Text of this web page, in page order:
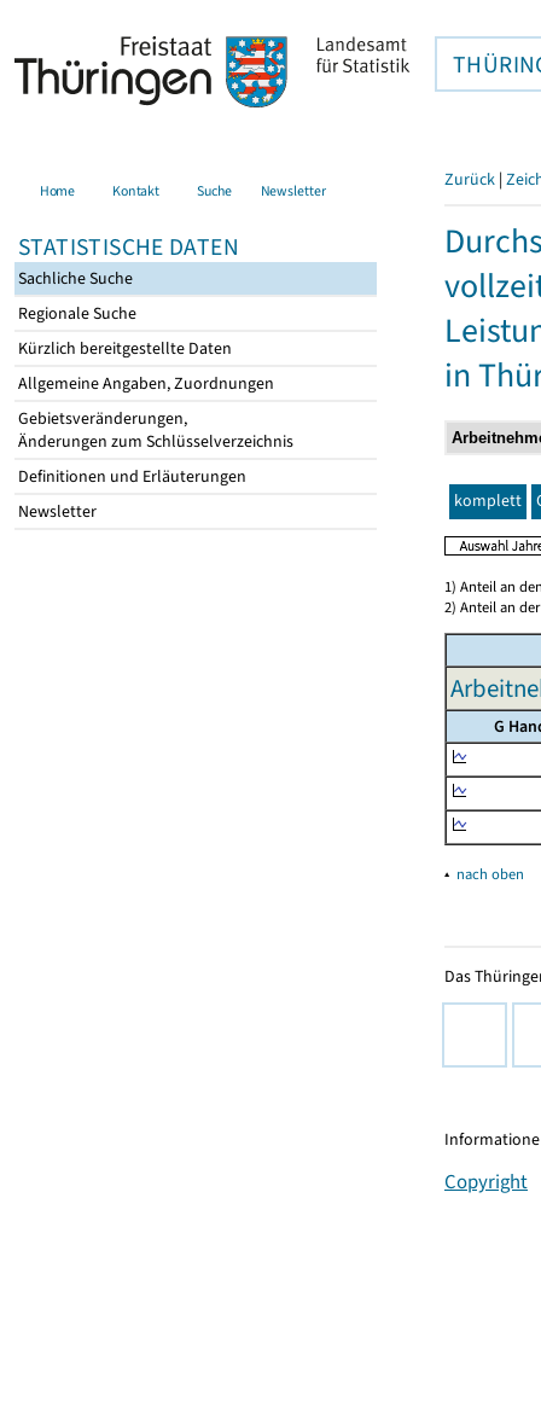
Home Kontakt Suche Newsletter
STATISTISCHE DATEN
Sachliche Suche
Regionale Suche
Kürzlich bereitgestellte Daten
Allgemeine Angaben, Zuordnungen
Gebietsveränderungen,
Änderungen zum Schlüsselverzeichnis
Definitionen und Erläuterungen
Newsletter
Zurück |
in
komplett
1) Anteil an
2) Anteil an
G
▴ nach oben
Das
Copyright